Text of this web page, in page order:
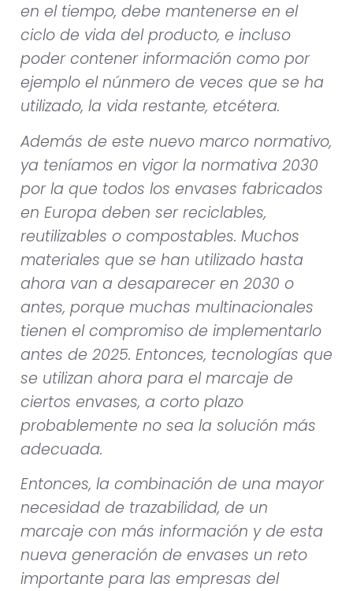
en el tiempo, debe mantenerse en el
ciclo de vida del producto, e incluso
poder contener información como por
ejemplo el núnmero de veces que se ha
utilizado, la vida restante, etcétera.
Además de este nuevo marco normativo,
ya teníamos en vigor la normativa 2030
por la que todos los envases fabricados
en Europa deben ser reciclables,
reutilizables o compostables. Muchos
materiales que se han utilizado hasta
ahora van a desaparecer en 2030 o
antes, porque muchas multinacionales
tienen el compromiso de implementarlo
antes de 2025. Entonces, tecnologías que
se utilizan ahora para el marcaje de
ciertos envases, a corto plazo
probablemente no sea la solución más
adecuada.
Entonces, la combinación de una mayor
necesidad de trazabilidad, de un
marcaje con más información y de esta
nueva generación de envases un reto
importante para las empresas del